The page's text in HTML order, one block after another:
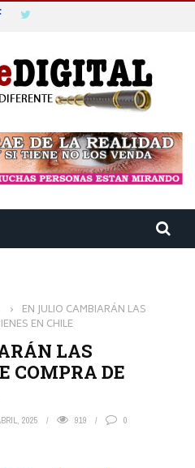
› EN JULIO CAMBIARÁN LAS
EN CHILE
LAS
COMPRA DE
2025 919 0